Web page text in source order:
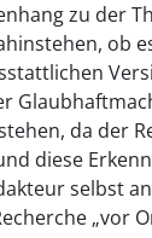
zu der
ob
da der
diese
selbst
„vor